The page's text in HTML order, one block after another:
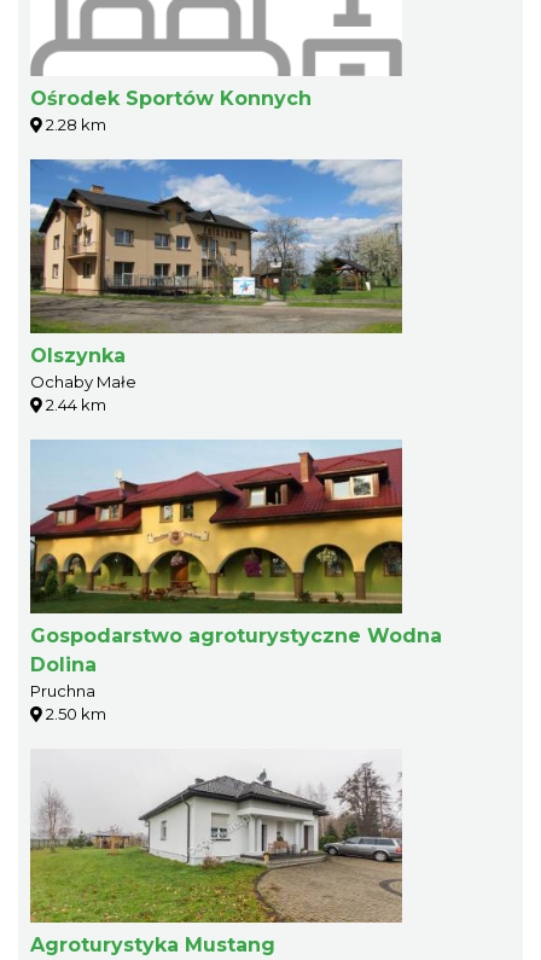
Ośrodek Sportów Konnych
2.28 km
Olszynka
Ochaby Małe
2.44 km
Gospodarstwo agroturystyczne Wodna
Dolina
Pruchna
2.50 km
Agroturystyka Mustang